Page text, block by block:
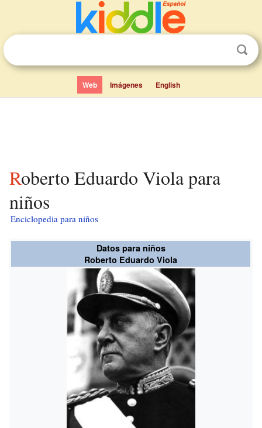
Web Imágenes English
Roberto Eduardo Viola para
niños
Enciclopedia para niños
Datos para niños
Roberto Eduardo Viola